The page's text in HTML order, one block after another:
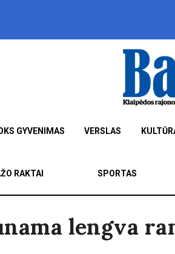
GYVENIMAS VERSLAS
RAKTAI SPORTAS
lengva